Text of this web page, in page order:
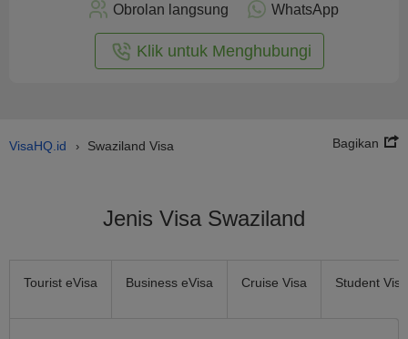
Obrolan langsung WhatsApp
Klik untuk Menghubungi
VisaHQ.id › Swaziland Visa Bagikan
Jenis Visa Swaziland
Tourist eVisa Business eVisa Cruise Visa Student Visa